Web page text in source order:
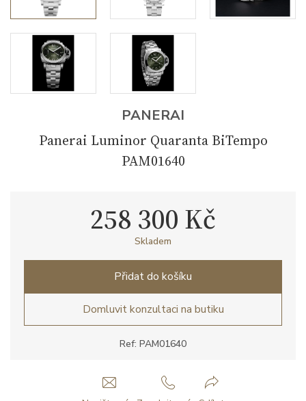
PANERAI
Panerai Luminor Quaranta BiTempo
PAM01640
Ref: PAM01640
258 300 Kč
Skladem
Přidat do košíku
Domluvit konzultaci na butiku